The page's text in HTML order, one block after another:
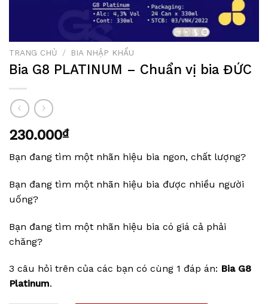
TRANG CHỦ / BIA NHẬP KHẨU
Bia G8 PLATINUM – Chuẩn vị bia ĐỨC
230.000₫
Bạn đang tìm một nhãn hiệu bia ngon, chất lượng?
Bạn đang tìm một nhãn hiệu bia được nhiều người
uống?
Bạn đang tìm một nhãn hiệu bia có giá cả phải
chăng?
3 câu hỏi trên của các bạn có cùng 1 đáp án: Bia G8
Platinum.